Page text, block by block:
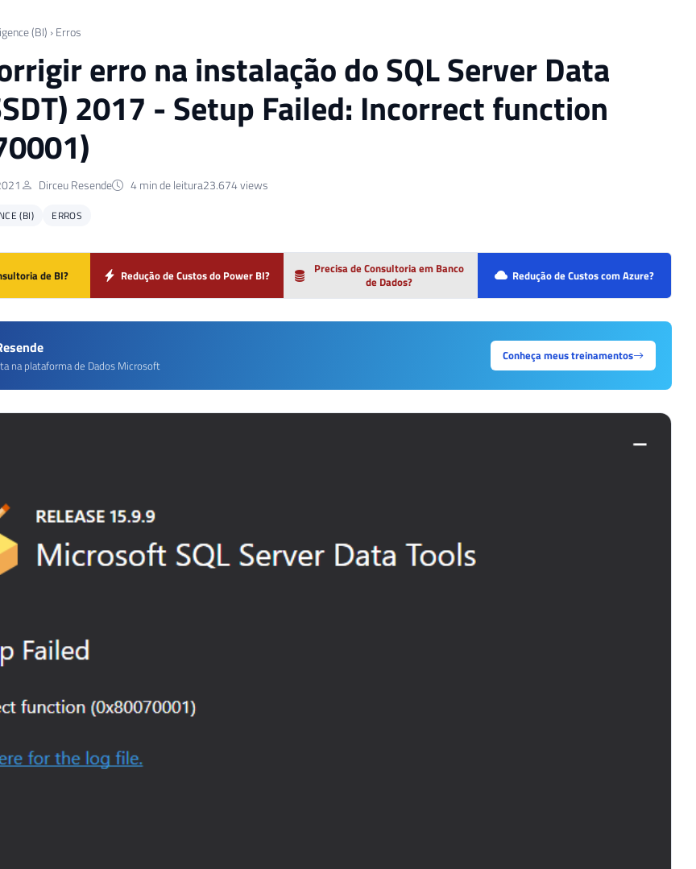
(BI) › Erros
erro na instalação do SQL Server Data
2017 - Setup Failed: Incorrect function
Dirceu Resende 4 min de leitura23.674 views
(BI) ERROS
de BI? Redução de Custos do Power BI?
Precisa de Consultoria em Banco
de Dados?
Redução de Custos com Azure?
na plataforma de Dados Microsoft
Conheça meus treinamentos